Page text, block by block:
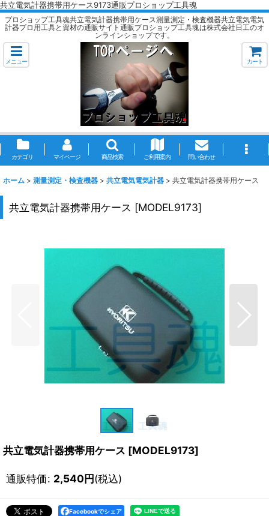
共立電気計器携帯用ケース9173通販プロショップ工具魂
プロショップ工具魂共立電気計器携帯用ケース測量測定・検査機器共立電気電気
計器プロ用工具と資材の通販サイト通販プロショップ工具魂は株式会社日工のオ
ンラインショップです。
メニュー カート
カテゴリ マイページ 商品検索 ご利用案内 問い合わせ
ホーム > 測量測定・検査機器 > 共立電気電気計器 > 共立電気計器携帯用ケース
共立電気計器携帯用ケース [MODEL9173]
共立電気計器携帯用ケース [MODEL9173]
通販特価: 2,540円(税込)
Facebookでシェア